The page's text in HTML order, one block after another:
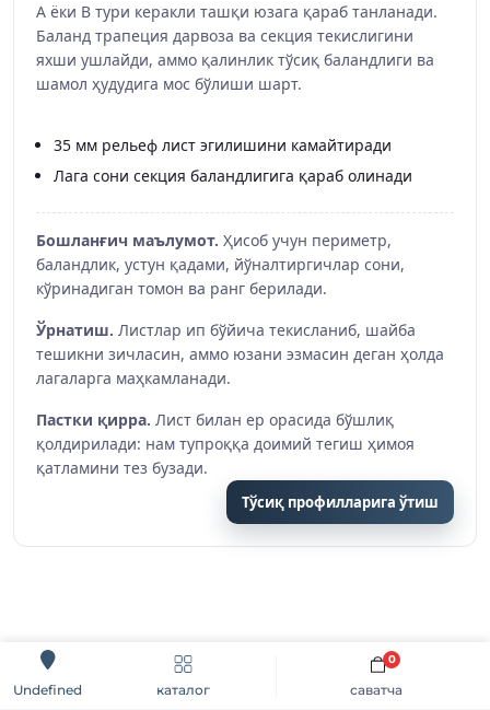
Undefined каталог саватча
0
A ёки B тури керакли ташқи юзага қараб танланади.
Баланд трапеция дарвоза ва секция текислигини
яхши ушлайди, аммо қалинлик тўсиқ баландлиги ва
шамол ҳудудига мос бўлиши шарт.
35 мм рельеф лист эгилишини камайтиради
Лага сони секция баландлигига қараб олинади
Бошланғич маълумот. Ҳисоб учун периметр,
баландлик, устун қадами, йўналтиргичлар сони,
кўринадиган томон ва ранг берилади.
Ўрнатиш. Листлар ип бўйича текисланиб, шайба
тешикни зичласин, аммо юзани эзмасин деган ҳолда
лагаларга маҳкамланади.
Пастки қирра. Лист билан ер орасида бўшлиқ
қолдирилади: нам тупроққа доимий тегиш ҳимоя
қатламини тез бузади.
Тўсиқ профилларига ўтиш